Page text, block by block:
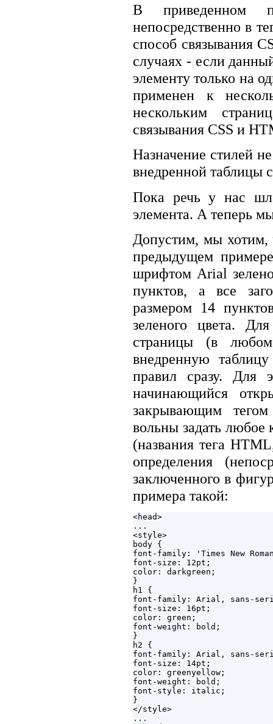
В приведенном
непосредственно в
способ связывания
случаях - если
элементу только на
применен к
нескольким
связывания CSS и
Назначение стилей
внедренной таблицы
Пока речь у нас
элемента. А теперь
Допустим, мы хотим,
предыдущем
шрифтом Arial
пунктов, а все
размером 14
зеленого цвета.
страницы (в
внедренную
правил сразу. Для
начинающийся
закрывающим
вольны задать любое
(названия тега
определения
заключенного в
примера такой:
<head>
...
<style>
body {
font-family: 'Times New
font-size: 12pt;
color: darkgreen;
}
h1 {
font-family: Arial, sans-
font-size: 16pt;
color: green;
font-weight: bold;
}
h2 {
font-family: Arial, sans-
font-size: 14pt;
color: greenyellow;
font-weight: bold;
font-style: italic;
}
</style>
...